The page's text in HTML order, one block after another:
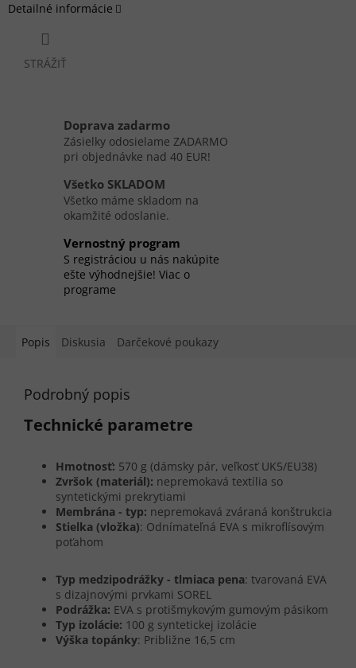
Detailné informácie
STRÁŽIŤ
Doprava zadarmo
Zásielky odosielame ZADARMO
pri objednávke nad 40 EUR!
Všetko SKLADOM
Všetko máme skladom na
okamžité odoslanie.
Vernostný program
S registráciou u nás nakúpite
ešte výhodnejšie! Viac o
programe
Popis Diskusia Darčekové poukazy
Podrobný popis
Technické parametre
Hmotnosť: 570 g (dámsky pár, veľkosť UK5/EU38)
Zvršok (materiál): nepremokavá textília so
syntetickými prekrytiami
Membrána - typ: nepremokavá zváraná konštrukcia
Stielka (vložka): Odnímateľná EVA s mikroflísovým
poťahom
Typ medzipodrážky - tlmiaca pena: tvarovaná EVA
s dizajnovými prvkami SOREL
Podrážka: EVA s protišmykovým gumovým pásikom
Typ izolácie: 100 g syntetickej izolácie
Výška topánky: Približne 16,5 cm